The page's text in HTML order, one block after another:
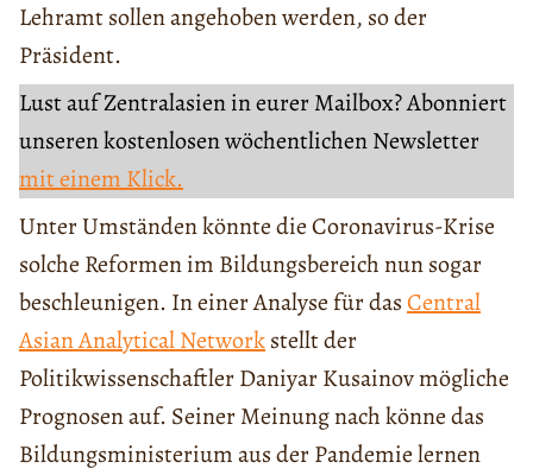
Lehramt sollen angehoben werden, so der
Präsident.
Lust auf Zentralasien in eurer Mailbox? Abonniert
unseren kostenlosen wöchentlichen Newsletter
mit einem Klick.
Unter Umständen könnte die Coronavirus-Krise
solche Reformen im Bildungsbereich nun sogar
beschleunigen. In einer Analyse für dasCentral
Asian Analytical Networkstellt der
Politikwissenschaftler Daniyar Kusainov mögliche
Prognosen auf. Seiner Meinung nach könne das
Bildungsministerium aus der Pandemie lernen